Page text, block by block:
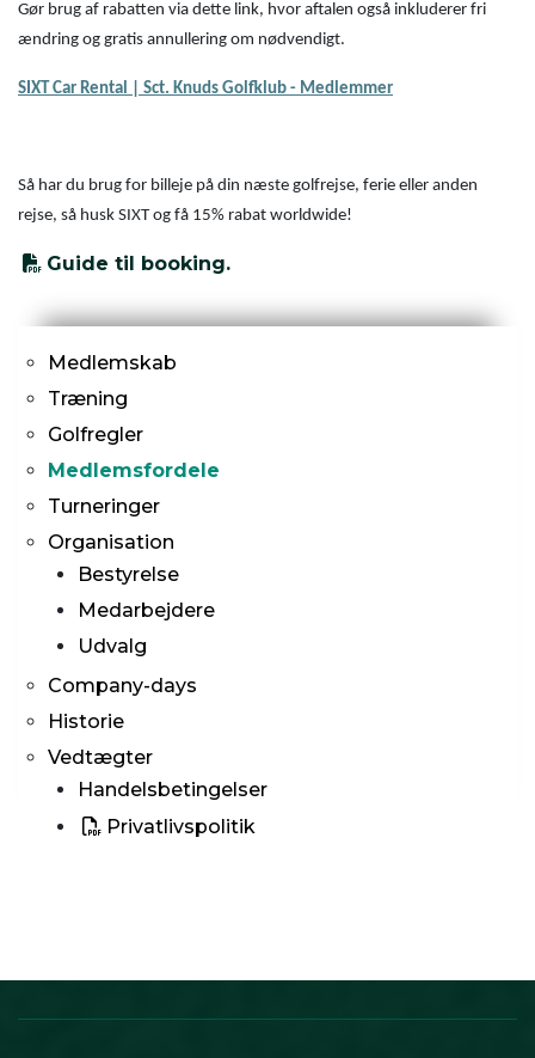
Gør brug af rabatten via dette link, hvor aftalen også inkluderer fri
ændring og gratis annullering om nødvendigt.
SIXT Car Rental | Sct. Knuds Golfklub - Medlemmer
Så har du brug for billeje på din næste golfrejse, ferie eller anden
rejse, så husk SIXT og få 15% rabat worldwide!
Guide til booking.
Primær
navigation
Medlemskab
Træning
Golfregler
Medlemsfordele
Turneringer
Organisation
Bestyrelse
Medarbejdere
Udvalg
Company-days
Historie
Vedtægter
Handelsbetingelser
Privatlivspolitik